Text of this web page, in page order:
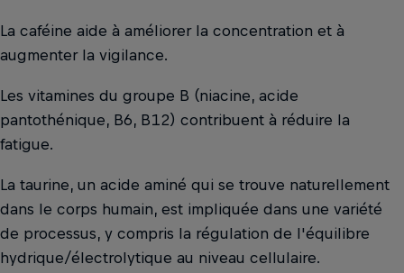
La caféine aide à améliorer la concentration et à
augmenter la vigilance.
Les vitamines du groupe B (niacine, acide
pantothénique, B6, B12) contribuent à réduire la
fatigue.
La taurine, un acide aminé qui se trouve naturellement
dans le corps humain, est impliquée dans une variété
de processus, y compris la régulation de l'équilibre
hydrique/électrolytique au niveau cellulaire.